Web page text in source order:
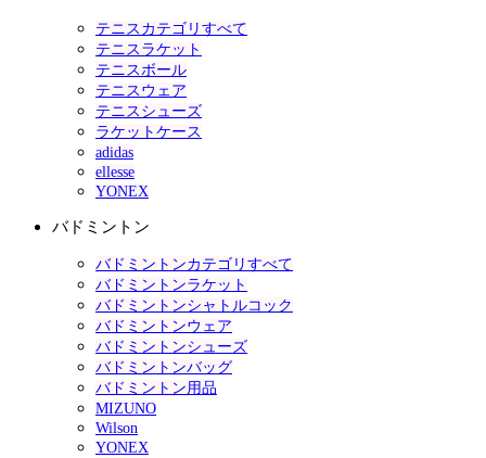
テニスカテゴリすべて
テニスラケット
テニスボール
テニスウェア
テニスシューズ
ラケットケース
adidas
ellesse
YONEX
バドミントン
バドミントンカテゴリすべて
バドミントンラケット
バドミントンシャトルコック
バドミントンウェア
バドミントンシューズ
バドミントンバッグ
バドミントン用品
MIZUNO
Wilson
YONEX